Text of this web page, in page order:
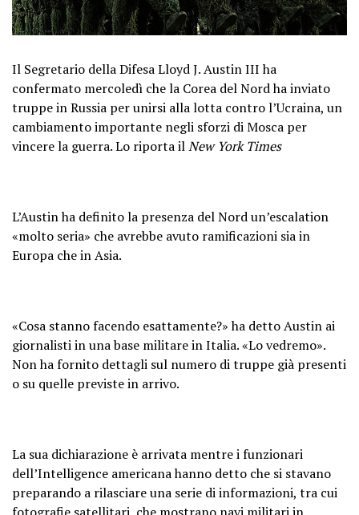
Il Segretario della Difesa Lloyd J. Austin III ha
confermato mercoledì che la Corea del Nord ha inviato
truppe in Russia per unirsi alla lotta contro l’Ucraina, un
cambiamento importante negli sforzi di Mosca per
vincere la guerra. Lo riporta ilNew York Times
L’Austin ha definito la presenza del Nord un’escalation
«molto seria» che avrebbe avuto ramificazioni sia in
Europa che in Asia.
«Cosa stanno facendo esattamente?» ha detto Austin ai
giornalisti in una base militare in Italia. «Lo vedremo».
Non ha fornito dettagli sul numero di truppe già presenti
o su quelle previste in arrivo.
La sua dichiarazione è arrivata mentre i funzionari
dell’Intelligence americana hanno detto che si stavano
preparando a rilasciare una serie di informazioni, tra cui